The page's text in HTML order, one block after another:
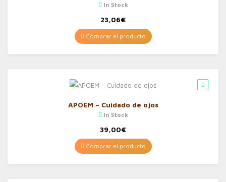
In Stock
23,06€
Comprar el producto
APOEM – Cuidado de ojos
In Stock
39,00€
Comprar el producto